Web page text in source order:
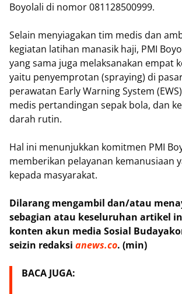
Boyolali di nomor 081128500999.
Selain menyiagakan tim medis dan
kegiatan latihan manasik haji, PMI
yang sama juga melaksanakan empat
yaitu penyemprotan (spraying) di
perawatan Early Warning System
medis pertandingan sepak bola, dan
darah rutin.
Hal ini menunjukkan komitmen PMI
memberikan pelayanan kemanusiaan
kepada masyarakat.
Dilarang mengambil dan/atau
sebagian atau keseluruhan artikel
konten akun media Sosial
seizin redaksi anews.co. (min)
BACA JUGA: